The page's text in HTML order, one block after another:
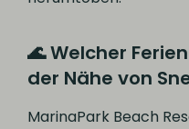
🌊 Welcher
der Nähe von
MarinaPark Beach